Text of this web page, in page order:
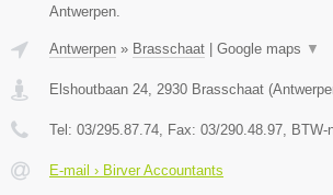
Antwerpen.
Antwerpen » Brasschaat Google maps ▼
Elshoutbaan 24 2930 Brasschaat (
Tel: 03/295.87.74 , Fax: 03/290.48.97 , BTW-
E-mail › Birver Accountants